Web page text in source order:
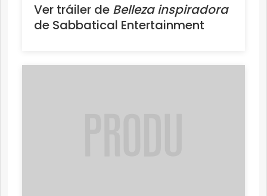
Ver tráiler de Belleza inspiradora
de Sabbatical Entertainment